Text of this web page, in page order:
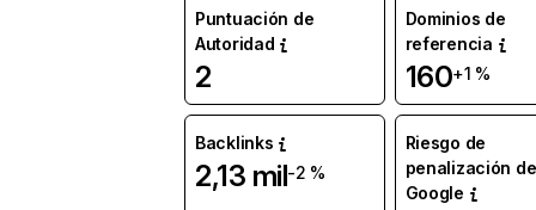
Puntuación de
Autoridad
2
Dominios de
referencia
160+1 %
Backlinks
2,13 mil-2 %
Riesgo de
penalización de
Google